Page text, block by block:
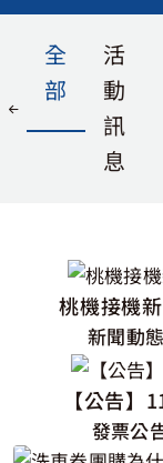
電子發票查詢
全
部
活
動
訊
息
桃機接機
新聞動態
【公告】
發票公